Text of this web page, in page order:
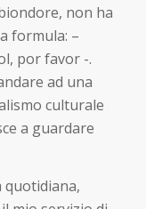
non ha
formula: –
por favor -.
ad una
culturale
a guardare
quotidiana,